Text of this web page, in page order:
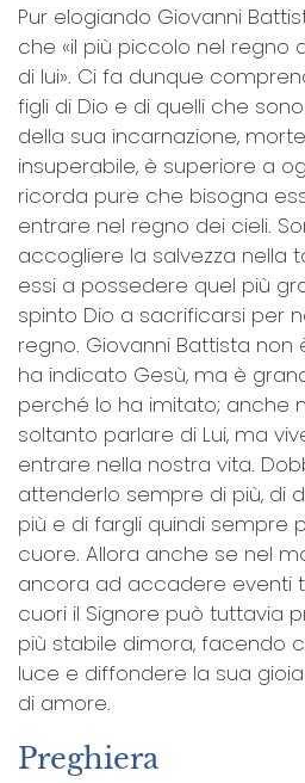
Pur elogiando Giovanni
che «il più piccolo nel regno
di lui». Ci fa dunque
figli di Dio e di quelli che
della sua incarnazione,
insuperabile, è superiore a
ricorda pure che bisogna
entrare nel regno dei cieli.
accogliere la salvezza nella
essi a possedere quel più
spinto Dio a sacrificarsi per
regno. Giovanni Battista
ha indicato Gesù, ma è
perché lo ha imitato; anche
soltanto parlare di Lui, ma
entrare nella nostra vita.
attenderlo sempre di più, di
più e di fargli quindi sempre
cuore. Allora anche se nel
ancora ad accadere eventi
cuori il Signore può tuttavia
più stabile dimora, facendo
luce e diffondere la sua
di amore.
Preghiera